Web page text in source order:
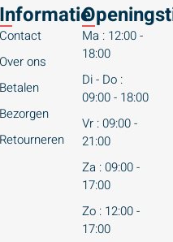
Informatie
Contact
Over ons
Betalen
Bezorgen
Retourneren
Ma : 12:00 -
18:00
Di - Do :
09:00 - 18:00
Vr : 09:00 -
21:00
Za : 09:00 -
17:00
Zo : 12:00 -
17:00